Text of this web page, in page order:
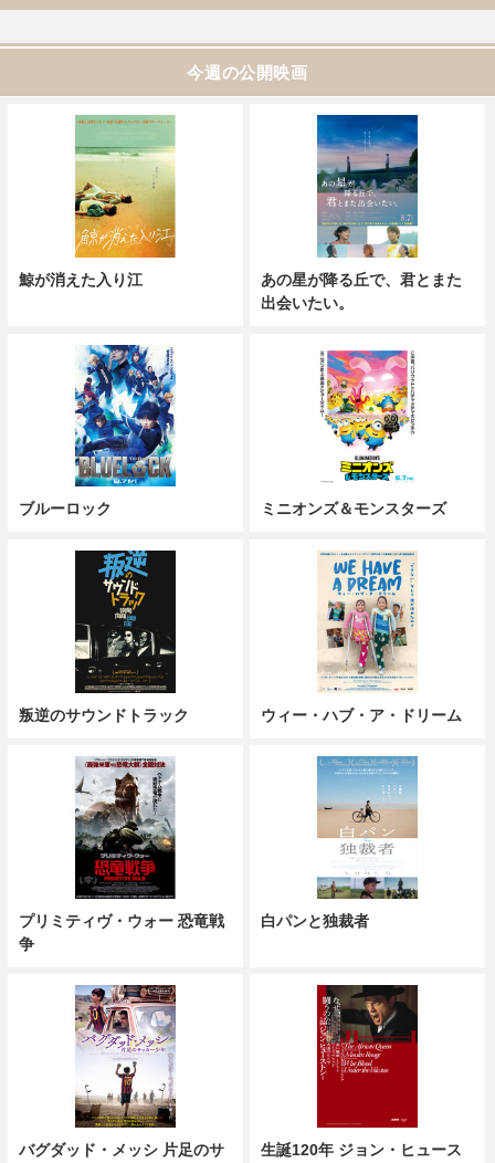
今週の公開映画
鯨が消えた入り江
あの星が降る丘で、君とまた
出会いたい。
ブルーロック ミニオンズ＆モンスターズ
叛逆のサウンドトラック ウィー・ハブ・ア・ドリーム
プリミティヴ・ウォー 恐竜戦
争
白パンと独裁者
バグダッド・メッシ 片足のサ
生誕120年 ジョン・ヒュース